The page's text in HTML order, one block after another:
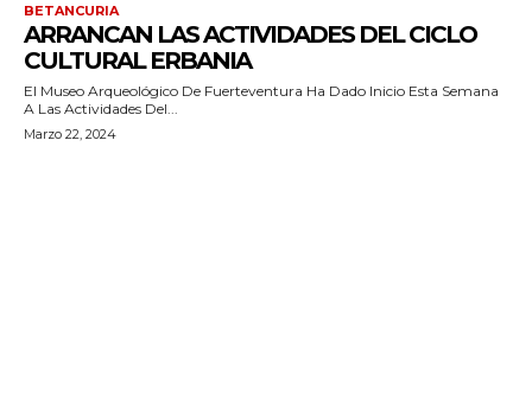
BETANCURIA
ARRANCAN LAS ACTIVIDADES DEL CICLO
CULTURAL ERBANIA
El Museo Arqueológico De Fuerteventura Ha Dado Inicio Esta Semana
A Las Actividades Del...
Marzo 22, 2024